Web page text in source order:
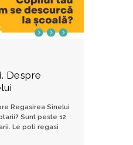
Despre
Regasirea Sinelui
Sunt peste 12
Le poti regasi